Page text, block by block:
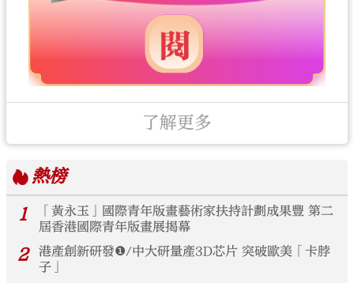
了解更多
熱榜
1
「黃永玉」國際青年版畫藝術家扶持計劃成果豐 第二
屆香港國際青年版畫展揭幕
2
港產創新研發❶/中大研量產3D芯片 突破歐美「卡脖
子」